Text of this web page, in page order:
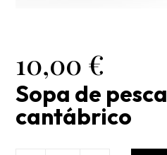
10,00 €
Sopa de
cantábrico